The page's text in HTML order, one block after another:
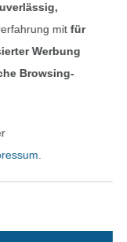
(aktuell
mitfür
Werbung
Browsing-